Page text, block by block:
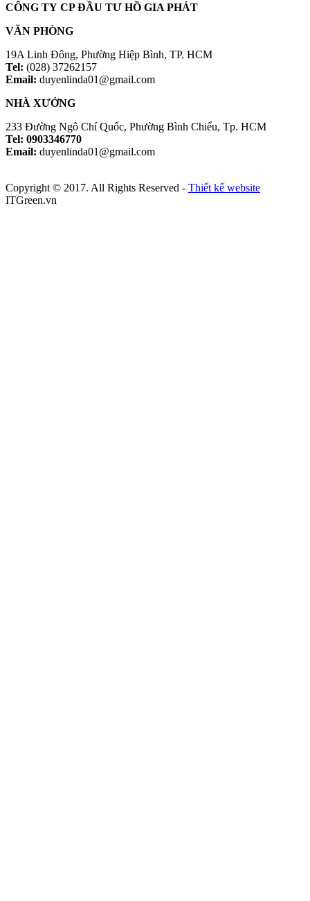
CÔNG TY CP ĐẦU TƯ HỒ GIA PHÁT
VĂN PHÒNG
19A Linh Đông, Phường Hiệp Bình, TP. HCM
Tel: (028) 37262157
Email: duyenlinda01@gmail.com
NHÀ XƯỞNG
233 Đường Ngô Chí Quốc, Phường Bình Chiểu, Tp. HCM
Tel: 0903346770
Email: duyenlinda01@gmail.com
Copyright © 2017. All Rights Reserved - Thiết kế website
ITGreen.vn